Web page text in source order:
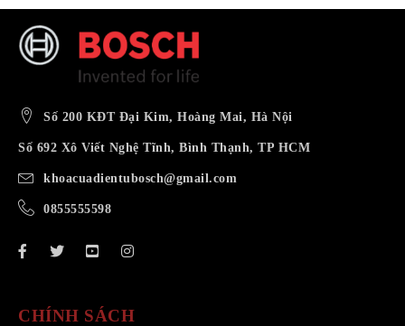
Số 200 KĐT Đại Kim, Hoàng Mai, Hà Nội
Số 692 Xô Viết Nghệ Tĩnh, Bình Thạnh, TP HCM
khoacuadientubosch@gmail.com
0855555598
CHÍNH SÁCH